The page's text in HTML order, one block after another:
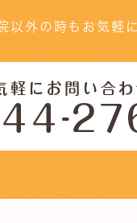
以外の時もお気軽